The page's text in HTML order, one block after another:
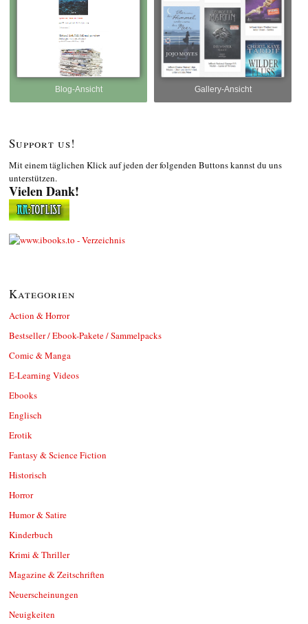
Blog-Ansicht Gallery-Ansicht
Support us!
Mit einem täglichen Klick auf jeden der folgenden Buttons kannst du uns
unterstützen.
Vielen Dank!
Kategorien
Action & Horror
Bestseller / Ebook-Pakete / Sammelpacks
Comic & Manga
E-Learning Videos
Ebooks
Englisch
Erotik
Fantasy & Science Fiction
Historisch
Horror
Humor & Satire
Kinderbuch
Krimi & Thriller
Magazine & Zeitschriften
Neuerscheinungen
Neuigkeiten